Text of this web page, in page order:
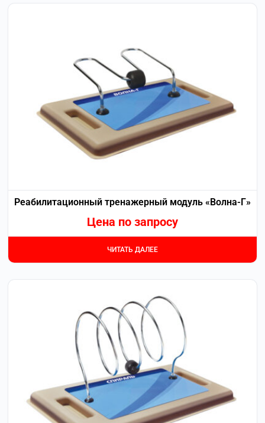
Реабилитационный тренажерный модуль «Волна-Г»
Цена по запросу
ЧИТАТЬ ДАЛЕЕ